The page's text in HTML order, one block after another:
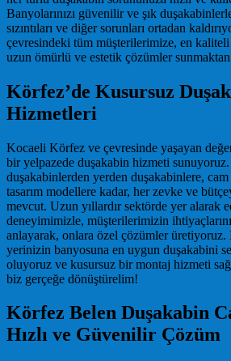
Banyolarınızı güvenilir ve şık
sızıntıları ve diğer sorunları ortadan
çevresindeki tüm müşterilerimize, en
uzun ömürlü ve estetik çözümler
Körfez’de Kusursuz
Hizmetleri
Kocaeli Körfez ve çevresinde yaşayan
bir yelpazede duşakabin hizmeti
duşakabinlerden yerden duşakabinlere,
tasarım modellere kadar, her zevke ve
mevcut. Uzun yıllardır sektörde yer alarak
deneyimimizle, müşterilerimizin
anlayarak, onlara özel çözümler
yerinizin banyosuna en uygun duşakabini
oluyoruz ve kusursuz bir montaj hizmeti
biz gerçeğe dönüştürelim!
Körfez Belen Duşakabin
Hızlı ve Güvenilir Çözüm